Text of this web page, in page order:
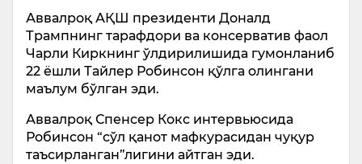
Аввалроқ АҚШ президенти Доналд
Трампнинг тарафдори ва консерватив фаол
Чарли Киркнинг ўлдирилишида гумонланиб
22 ёшли Тайлер Робинсон қўлга олингани
маълум бўлган эди.
Аввалроқ Спенсер Кокс интервьюсида
Робинсон “сўл қанот мафкурасидан чуқур
таъсирланган”лигини айтган эди.